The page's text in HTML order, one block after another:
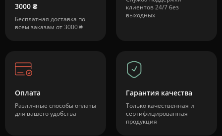
3000 ₴
Бесплатная доставка по
всем заказам от 3000 ₴
клиентов 24/7 без
выходных
Оплата
Различные способы оплаты
для вашего удобства
Гарантия качества
Только качественная и
сертифицированная
продукция